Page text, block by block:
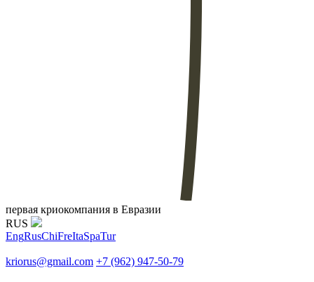
первая криокомпания в Евразии
RUS
EngRusChiFreItaSpaTur
kriorus@gmail.com +7 (962) 947-50-79